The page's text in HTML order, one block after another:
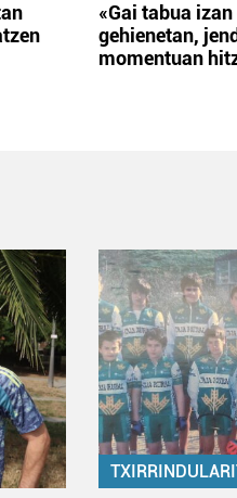
«Gai tabua izan
gehienetan,
momentuan